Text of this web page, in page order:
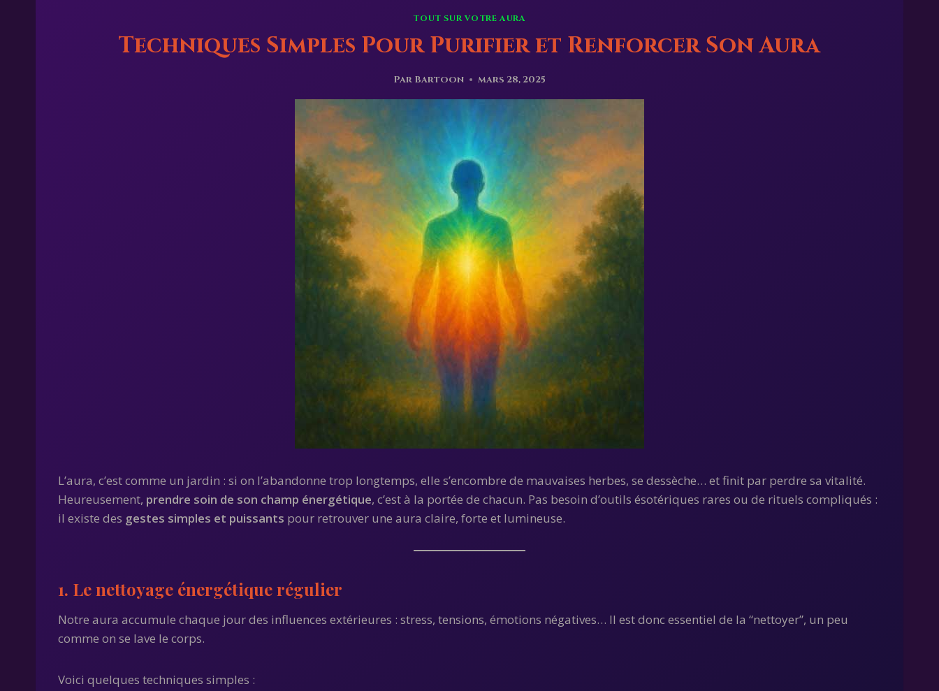
TOUT SUR VOTRE AURA
Techniques Simples Pour Purifier et Renforcer Son Aura
Par Bartoon mars 28, 2025
L’aura, c’est comme un jardin : si on l’abandonne trop longtemps, elle s’encombre de mauvaises herbes, se dessèche… et finit par perdre sa vitalité.
Heureusement, prendre soin de son champ énergétique, c’est à la portée de chacun. Pas besoin d’outils ésotériques rares ou de rituels compliqués :
il existe des gestes simples et puissants pour retrouver une aura claire, forte et lumineuse.
1. Le nettoyage énergétique régulier
Notre aura accumule chaque jour des influences extérieures : stress, tensions, émotions négatives… Il est donc essentiel de la “nettoyer”, un peu
comme on se lave le corps.
Voici quelques techniques simples :